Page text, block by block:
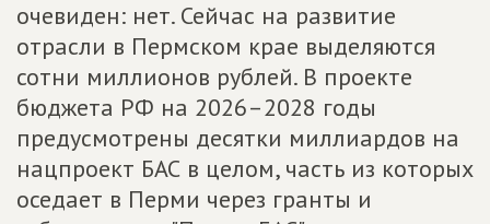
очевиден: нет. Сейчас на развитие
отрасли в Пермском крае выделяются
сотни миллионов рублей. В проекте
бюджета РФ на 2026–2028 годы
предусмотрены десятки миллиардов на
нацпроект БАС в целом, часть из которых
оседает в Перми через гранты и